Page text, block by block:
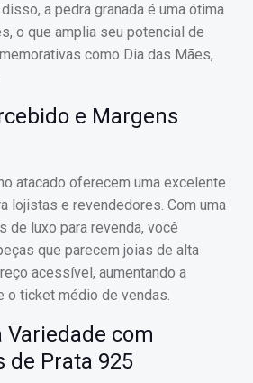
a pedra granada é uma ótima
o que amplia seu potencial de
como Dia das Mães,
e Margens
atacado oferecem uma excelente
lojistas e revendedores. Com uma
de luxo para revenda, você
que parecem joias de alta
acessível, aumentando a
o ticket médio de vendas.
com
de Prata 925